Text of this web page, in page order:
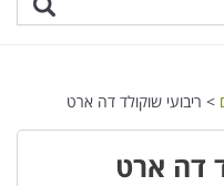
> ריבועי שוקולד דה ארט
דה ארט